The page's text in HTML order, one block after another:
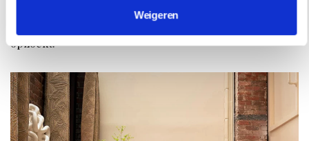
Weigeren
werd. Een hotel met een verrassend uitzicht staat op
haar lijst, net als de plekken die ze zelf telkens weer
opzoekt.